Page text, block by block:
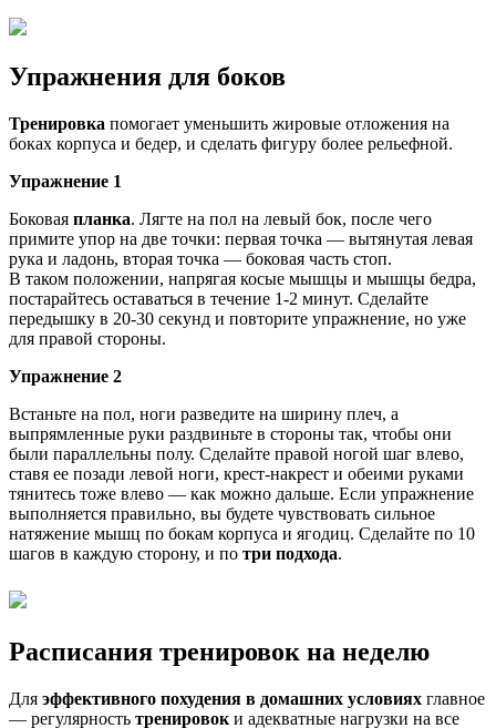
Упражнения для боков
Тренировка помогает уменьшить жировые отложения на
боках корпуса и бедер, и сделать фигуру более рельефной.
Упражнение 1
Боковая планка. Лягте на пол на левый бок, после чего
примите упор на две точки: первая точка — вытянутая левая
рука и ладонь, вторая точка — боковая часть стоп.
В таком положении, напрягая косые мышцы и мышцы бедра,
постарайтесь оставаться в течение 1-2 минут. Сделайте
передышку в 20-30 секунд и повторите упражнение, но уже
для правой стороны.
Упражнение 2
Встаньте на пол, ноги разведите на ширину плеч, а
выпрямленные руки раздвиньте в стороны так, чтобы они
были параллельны полу. Сделайте правой ногой шаг влево,
ставя ее позади левой ноги, крест-накрест и обеими руками
тянитесь тоже влево — как можно дальше. Если упражнение
выполняется правильно, вы будете чувствовать сильное
натяжение мышц по бокам корпуса и ягодиц. Сделайте по 10
шагов в каждую сторону, и по три подхода.
Расписания тренировок на неделю
Для эффективного похудения в домашних условиях главное
— регулярность тренировок и адекватные нагрузки на все